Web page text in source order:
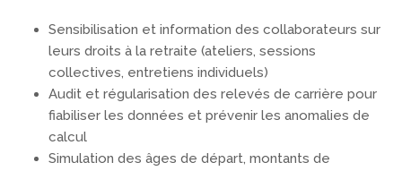
Sensibilisation et information des collaborateurs sur
leurs droits à la retraite (ateliers, sessions
collectives, entretiens individuels)
Audit et régularisation des relevés de carrière pour
fiabiliser les données et prévenir les anomalies de
calcul
Simulation des âges de départ, montants de